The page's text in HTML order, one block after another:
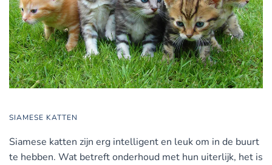
SIAMESE KATTEN
Siamese katten zijn erg intelligent en leuk om in de buurt
te hebben. Wat betreft onderhoud met hun uiterlijk, het is